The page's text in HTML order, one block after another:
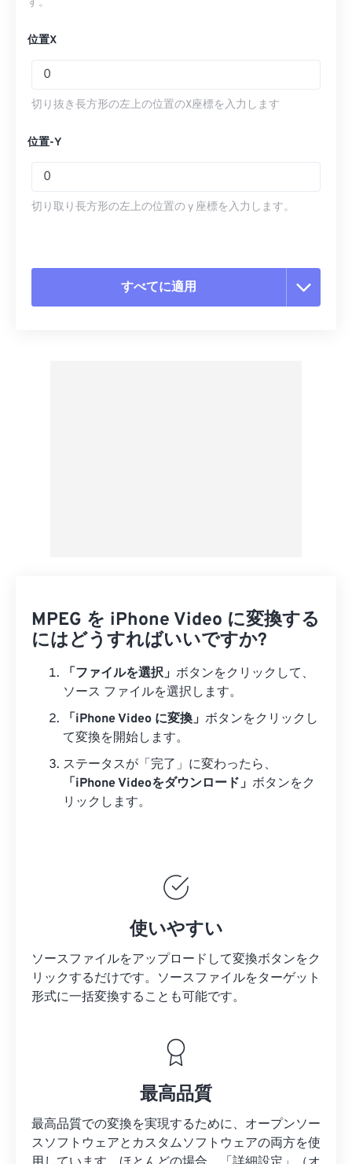
す。
位置X
切り抜き長方形の左上の位置のX座標を入力します
位置-Y
切り取り長方形の左上の位置の y 座標を入力します。
すべてに適用
MPEG を iPhone Video に変換する
にはどうすればいいですか?
「ファイルを選択」 ボタンをクリックして、
ソース ファイルを選択します。
「iPhone Video に変換」 ボタンをクリックし
て変換を開始します。
ステータスが「完了」に変わったら、
「iPhone Videoをダウンロード」 ボタンをク
リックします。
使いやすい
ソースファイルをアップロードして変換ボタンをク
リックするだけです。 ソースファイルをターゲット
形式に一括変換することも可能です。
最高品質
最高品質での変換を実現するために、オープンソー
スソフトウェアとカスタムソフトウェアの両方を使